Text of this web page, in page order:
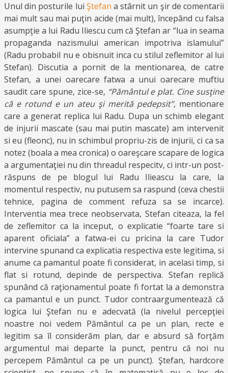
Unul din posturile lui Ştefana stârnit un şir de comentarii
mai mult sau mai puţin acide (mai mult), începând cu falsa
asumpţie a lui Radu Iliescu cum că Ştefan ar “lua in seama
propaganda nazismului american impotriva islamului”
(Radu probabil nu e obisnuit inca cu stilul zeflemitor al lui
Stefan). Discutia a pornit de la mentionarea, de catre
Stefan, a unei oarecare fatwa a unui oarecare muftiu
saudit care spune, zice-se, “Pământul e plat. Cine susţine
că e rotund e un ateu şi merită pedepsit”, mentionare
care a generat replica lui Radu. Dupa un schimb elegant
de injurii mascate (sau mai putin mascate) am intervenit
si eu (fleonc), nu in schimbul propriu-zis de injurii, ci ca sa
notez (boala a mea cronica) o oareşcare scapare de logica
a argumentaţiei nu din threadul respecitv, ci intr-un post-
răspuns de pe blogul lui Radu Ilieascu la care, la
momentul respectiv, nu putusem sa raspund (ceva chestii
tehnice, pagina de comment refuza sa se incarce).
Interventia mea trece neobservata, Stefan citeaza, la fel
de zeflemitor ca la inceput, o explicatie “foarte tare si
aparent oficiala” a fatwa-ei cu pricina la care Tudor
intervine spunand ca explicatia respectiva este legitima, si
anume ca pamantul poate fi considerat, in acelasi timp, si
flat si rotund, depinde de perspectiva. Stefan replică
spunând că raţionamentul poate fi fortat la a demonstra
ca pamantul e un punct. Tudor contraargumentează că
logica lui Ştefan nu e adecvată (la nivelul percepţiei
noastre noi vedem Pământul ca pe un plan, recte e
legitim sa îl considerăm plan, dar e absurd să forţăm
argumentul mai departe la punct, pentru că noi nu
percepem Pământul ca pe un punct). Ştefan, hardcore